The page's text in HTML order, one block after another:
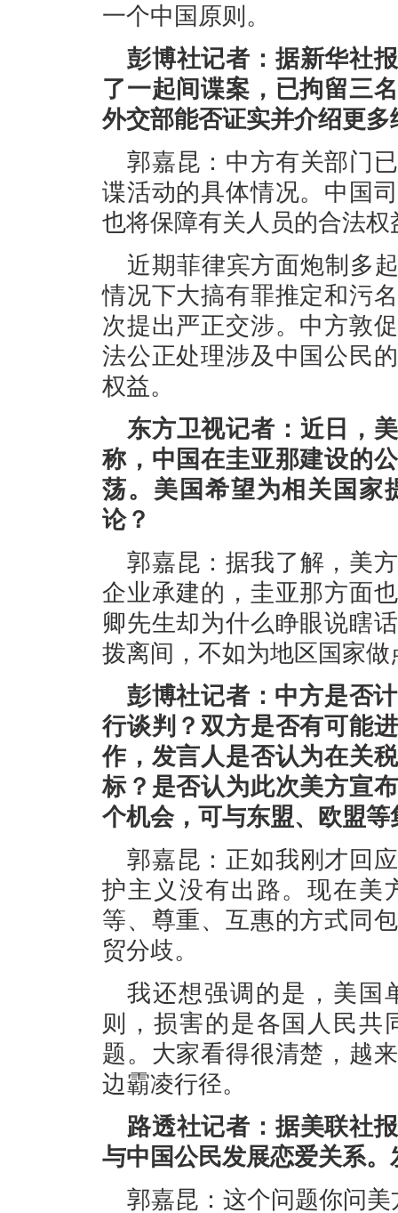
一个中国原则。
彭博社记者：据新华社
了一起间谍案，已拘留三
外交部能否证实并介绍更多
郭嘉昆：中方有关部门
谍活动的具体情况。中国
也将保障有关人员的合法权
近期菲律宾方面炮制多
情况下大搞有罪推定和污
次提出严正交涉。中方敦
法公正处理涉及中国公民
权益。
东方卫视记者：近日，
称，中国在圭亚那建设的
荡。美国希望为相关国家
论？
郭嘉昆：据我了解，美
企业承建的，圭亚那方面
卿先生却为什么睁眼说瞎
拨离间，不如为地区国家
彭博社记者：中方是否
行谈判？双方是否有可能
作，发言人是否认为在关
标？是否认为此次美方宣
个机会，可与东盟、欧盟
郭嘉昆：正如我刚才回
护主义没有出路。现在美
等、尊重、互惠的方式同
贸分歧。
我还想强调的是，美国
则，损害的是各国人民共
题。大家看得很清楚，越
边霸凌行径。
路透社记者：据美联社
与中国公民发展恋爱关系
郭嘉昆：这个问题你问